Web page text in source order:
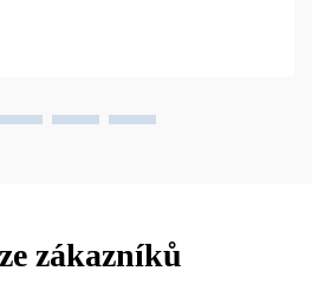
zákazníků